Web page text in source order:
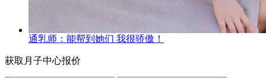
通乳师：能帮到她们 我很骄傲！
获取月子中心报价